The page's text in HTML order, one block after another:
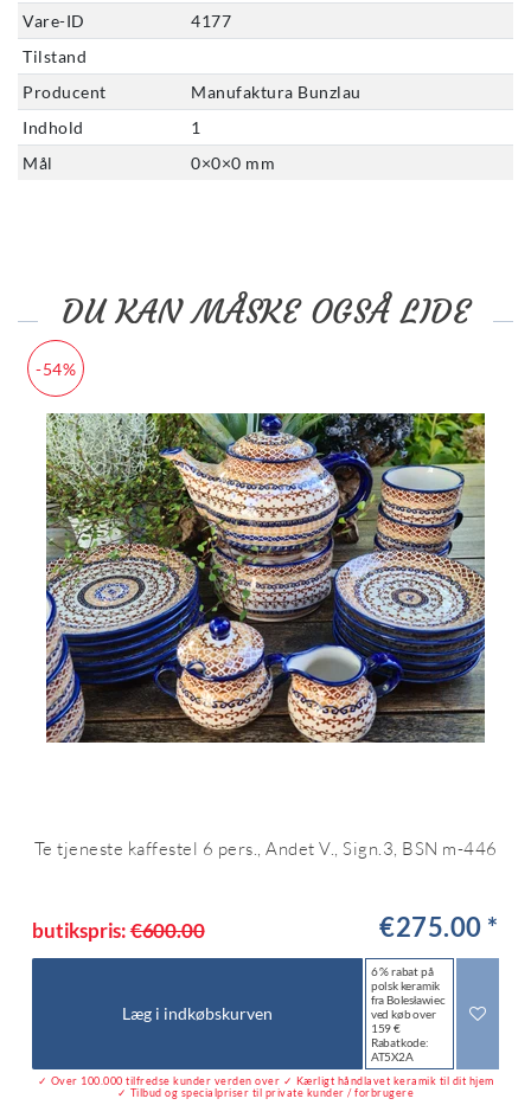
Vare-ID
4177
Tilstand
Producent
Manufaktura Bunzlau
Indhold
1
Mål
0×0×0 mm
DU KAN MÅSKE OGSÅ LIDE
-54%
Te tjeneste kaffestel 6 pers., Andet V., Sign.3, BSN m-446
butikspris:€600.00 €275.00 *
Læg i indkøbskurven
6 % rabat på
polsk keramik
fra Bolesławiec
ved køb over
159 €
Rabatkode:
AT5X2A
✓ Over 100.000 tilfredse kunder verden over ✓ Kærligt håndlavet keramik til dit hjem
✓ Tilbud og specialpriser til private kunder / forbrugere